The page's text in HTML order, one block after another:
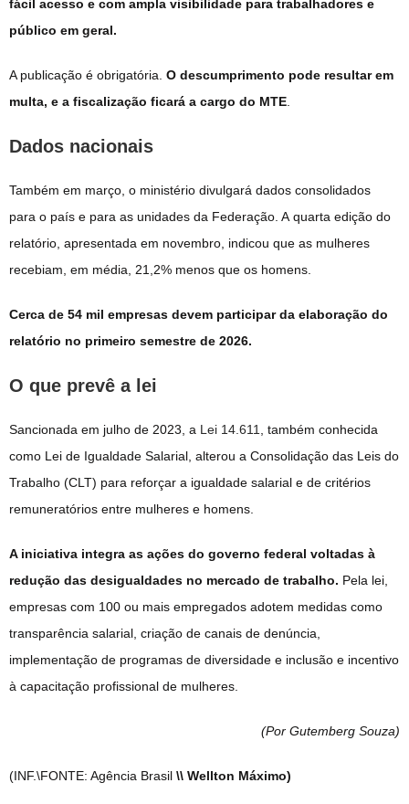
fácil acesso e com ampla visibilidade para trabalhadores e
público em geral.
A publicação é obrigatória. O descumprimento pode resultar em
multa, e a fiscalização ficará a cargo do MTE.
Dados nacionais
Também em março, o ministério divulgará dados consolidados
para o país e para as unidades da Federação. A quarta edição do
relatório, apresentada em novembro, indicou que as mulheres
recebiam, em média, 21,2% menos que os homens.
Cerca de 54 mil empresas devem participar da elaboração do
relatório no primeiro semestre de 2026.
O que prevê a lei
Sancionada em julho de 2023, a Lei 14.611, também conhecida
como Lei de Igualdade Salarial, alterou a Consolidação das Leis do
Trabalho (CLT) para reforçar a igualdade salarial e de critérios
remuneratórios entre mulheres e homens.
A iniciativa integra as ações do governo federal voltadas à
redução das desigualdades no mercado de trabalho. Pela lei,
empresas com 100 ou mais empregados adotem medidas como
transparência salarial, criação de canais de denúncia,
implementação de programas de diversidade e inclusão e incentivo
à capacitação profissional de mulheres.
(Por Gutemberg Souza)
(INF.\FONTE: Agência Brasil \\ Wellton Máximo)